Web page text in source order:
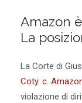
Amazon
La
La Corte di
Coty. c.
violazione di